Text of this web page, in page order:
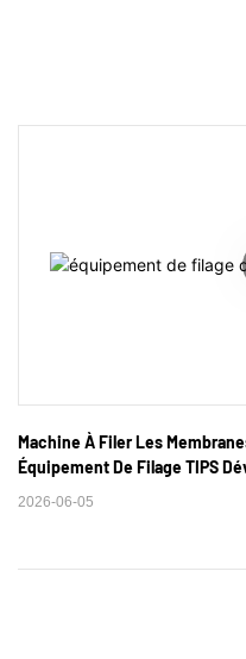
Machine À Filer Les
Équipement De Filage TIPS
2026-06-05